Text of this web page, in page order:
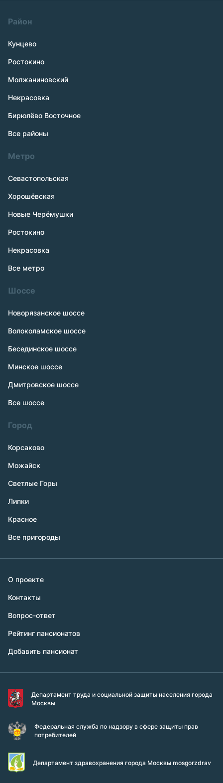
Район
Кунцево
Ростокино
Молжаниновский
Некрасовка
Бирюлёво Восточное
Все районы
Метро
Севастопольская
Хорошёвская
Новые Черёмушки
Ростокино
Некрасовка
Все метро
Шоссе
Новорязанское шоссе
Волоколамское шоссе
Бесединское шоссе
Минское шоссе
Дмитровское шоссе
Все шоссе
Город
Корсаково
Можайск
Светлые Горы
Липки
Красное
Все пригороды
О проекте
Контакты
Вопрос-ответ
Рейтинг пансионатов
Добавить пансионат
Департамент труда и социальной защиты населения города
Москвы
Федеральная служба по надзору в сфере защиты прав
потребителей
Департамент здравохранения города Москвы mosgorzdrav